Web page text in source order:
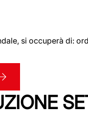
si occuperà di: